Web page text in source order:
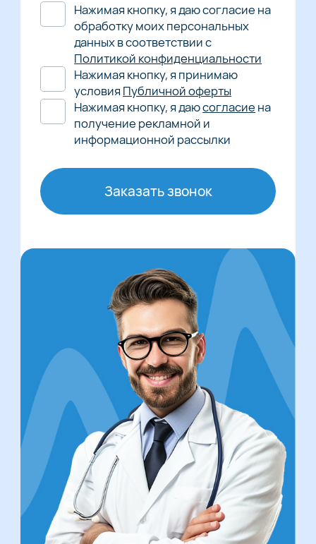
Нажимая кнопку, я даю согласие на
обработку моих персональных
данных в соответствии с
Политикой конфиденциальности
Нажимая кнопку, я принимаю
условия Публичной оферты
Нажимая кнопку, я даюсогласие на
получение рекламной и
информационной рассылки
Заказать звонок